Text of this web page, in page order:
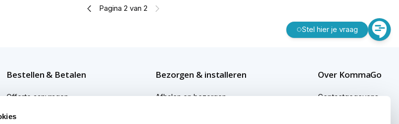
Pagina 2 van 2
Stel hier je vraag
Bestellen & Betalen
Offerte aanvragen
Bestellen
Bezorgen & installeren
Afhalen en bezorgen
Over KommaGo
Contactgegevens